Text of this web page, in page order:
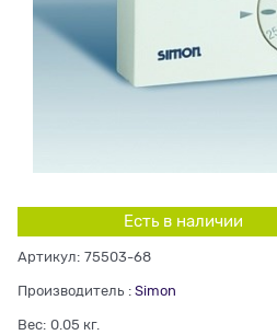
Есть в наличии
Артикул: 75503-68
Производитель : Simon
Вес: 0.05 кг.